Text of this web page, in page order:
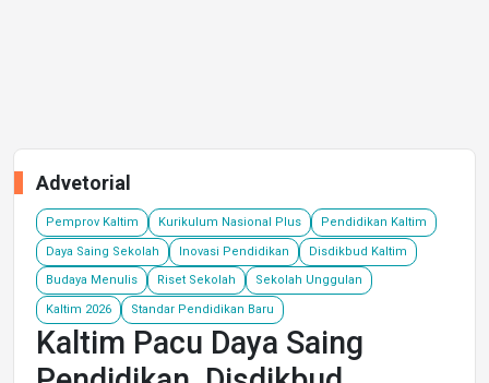
Advetorial
Pemprov Kaltim Kurikulum Nasional Plus Pendidikan Kaltim
Daya Saing Sekolah Inovasi Pendidikan Disdikbud Kaltim
Budaya Menulis Riset Sekolah Sekolah Unggulan
Kaltim 2026 Standar Pendidikan Baru
Kaltim Pacu Daya Saing